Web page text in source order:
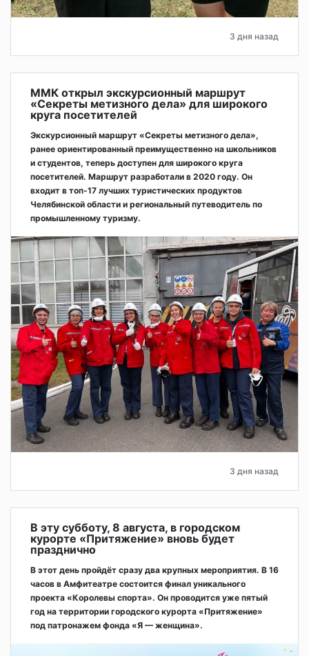
3 дня назад
ММК открыл экскурсионный маршрут
«Секреты метизного дела» для широкого
круга посетителей
Экскурсионный маршрут «Секреты метизного дела»,
ранее ориентированный преимущественно на школьников
и студентов, теперь доступен для широкого круга
посетителей. Маршрут разработали в 2020 году. Он
входит в топ-17 лучших туристических продуктов
Челябинской области и региональный путеводитель по
промышленному туризму.
3 дня назад
В эту субботу, 8 августа, в городском
курорте «Притяжение» вновь будет
празднично
В этот день пройдёт сразу два крупных мероприятия. В 16
часов в Амфитеатре состоится финал уникального
проекта «Королевы спорта». Он проводится уже пятый
год на территории городского курорта «Притяжение»
под патронажем фонда «Я — женщина».